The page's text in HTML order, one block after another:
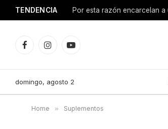
TENDENCIA
FacebookInstagramYouTube
domingo, agosto 2
Home » Suplementos